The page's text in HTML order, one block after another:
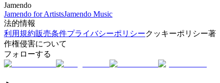
Jamendo
Jamendo for ArtistsJamendo Music
法的情報
利用規約販売条件プライバシーポリシークッキーポリシー著
作権侵害について
フォローする